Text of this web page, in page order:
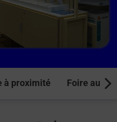
à proximité Foire aux